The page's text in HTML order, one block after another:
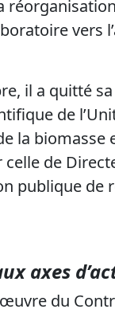
vers
il a quitté
de
la biomasse
de
publique de
axes
du